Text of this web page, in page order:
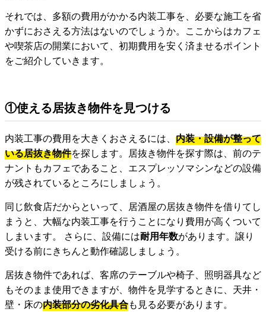
それでは、多額の費用がかかる内装工事を、必要な施工を省
かずにおさえる方法はないのでしょうか。ここからはカフェ
や喫茶店の開業において、初期費用を安く済ませるポイント
をご紹介していきます。
①使える居抜き物件を見つける
内装工事の費用を大きくおさえるには、 内装・設備が整って
いる居抜き物件を探します。居抜き物件を探す際は、前のテ
ナントもカフェであること、エスプレッソマシンなどの設備
が残されているところにしましょう。
同じ飲食店だからといって、居酒屋の居抜き物件を借りてし
まうと、大幅な内装工事を行うことになり費用が高くついて
しまいます。 さらに、設備には耐用年数があります。譲り
受ける前にきちんと動作確認しましょう。
居抜き物件であれば、客席のテーブルや椅子、照明器具など
もそのまま使用できますが、物件を見学するときに、天井・
壁・床の内装部分の劣化具合も見る必要があります。